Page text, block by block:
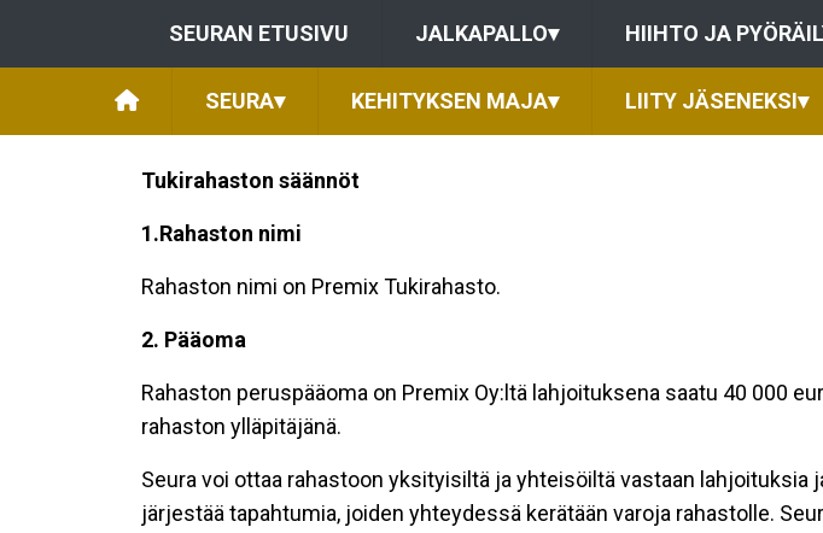
SEURAN ETUSIVU JALKAPALLO▾ HIIHTO JA
SEURA▾ KEHITYKSEN MAJA▾ LIITY JÄSENEKSI▾
Tukirahaston säännöt
1.Rahaston nimi
Rahaston nimi on Premix Tukirahasto.
2. Pääoma
Rahaston peruspääoma on Premix Oy:ltä lahjoituksena saatu 40 000
rahaston ylläpitäjänä.
Seura voi ottaa rahastoon yksityisiltä ja yhteisöiltä vastaan
järjestää tapahtumia, joiden yhteydessä kerätään varoja rahastolle.